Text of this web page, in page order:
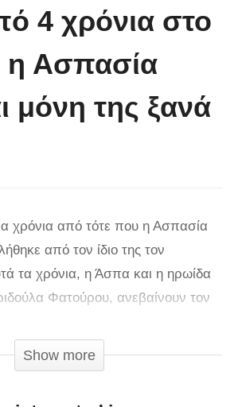
και συγκίνησε το
ένα μικρό κορίτσι
4 χρόνια στο
η Ασπασία
μόνη της ξανά
χρόνια από τότε που η Ασπασία
από τον ίδιο της τον
τα χρόνια, η Άσπα και η ηρωίδα
Φατούρου, ανεβαίνουν τον
νοσηλευόταν η Άσπα μέχρι πριν
στην Αθήνα, για να
Show more